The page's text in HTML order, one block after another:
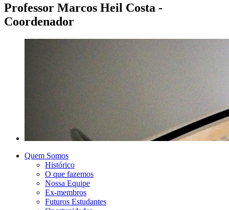
Professor Marcos Heil Costa -
Coordenador
Quem Somos
Histórico
O que fazemos
Nossa Equipe
Ex-membros
Futuros Estudantes